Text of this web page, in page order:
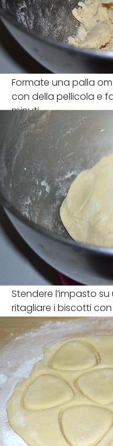
Formate una palla
con della pellicola e
minuti
Stendere l’impasto
ritagliare i biscotti